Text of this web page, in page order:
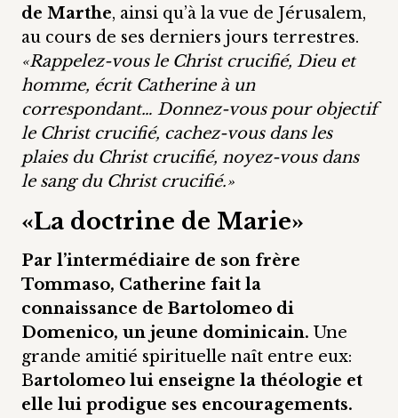
de Marthe, ainsi qu’à la vue de Jérusalem,
au cours de ses derniers jours terrestres.
«Rappelez-vous le Christ crucifié, Dieu et
homme, écrit Catherine à un
correspondant… Donnez-vous pour objectif
le Christ crucifié, cachez-vous dans les
plaies du Christ crucifié, noyez-vous dans
le sang du Christ crucifié.»
«La doctrine de Marie»
Par l’intermédiaire de son frère
Tommaso, Catherine fait la
connaissance de Bartolomeo di
Domenico, un jeune dominicain. Une
grande amitié spirituelle naît entre eux:
Bartolomeo lui enseigne la théologie et
elle lui prodigue ses encouragements.